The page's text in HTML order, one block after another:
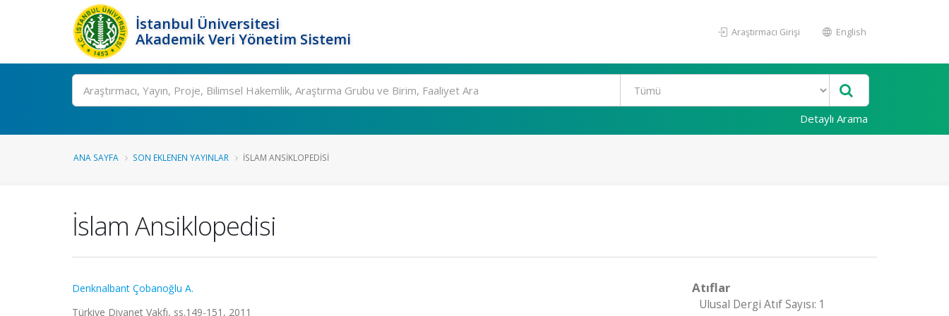
İstanbul Üniversitesi
Akademik Veri Yönetim Sistemi
Araştırmacı Girişi English
Ara
Detaylı Arama
ANA SAYFA SON EKLENEN YAYINLAR İSLAM ANSIKLOPEDISI
İslam Ansiklopedisi
Denknalbant Çobanoğlu A.
Türkiye Diyanet Vakfı, ss.149-151, 2011
Atıflar
Ulusal Dergi Atıf Sayısı: 1